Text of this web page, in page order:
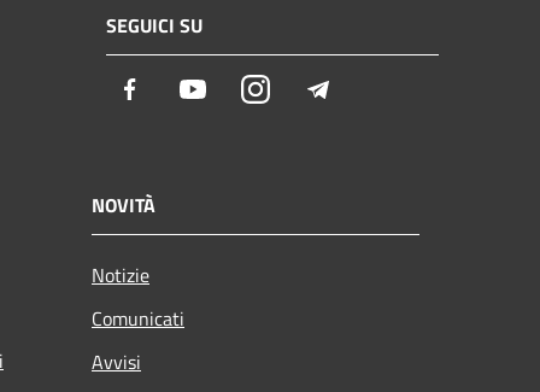
SEGUICI SU
Facebook YoutubeInstagram
NOVITÀ
Notizie
Comunicati
Avvisi